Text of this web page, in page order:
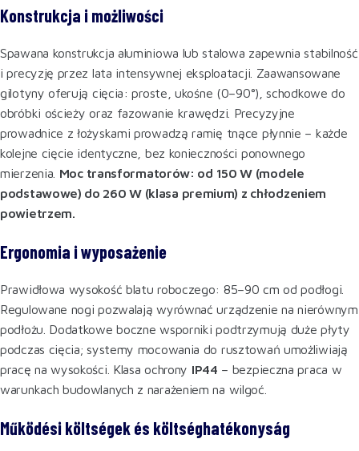
Konstrukcja i możliwości
Spawana konstrukcja aluminiowa lub stalowa zapewnia stabilność
i precyzję przez lata intensywnej eksploatacji. Zaawansowane
gilotyny oferują cięcia: proste, ukośne (0–90°), schodkowe do
obróbki ościeży oraz fazowanie krawędzi. Precyzyjne
prowadnice z łożyskami prowadzą ramię tnące płynnie – każde
kolejne cięcie identyczne, bez konieczności ponownego
mierzenia. Moc transformatorów: od 150 W (modele
podstawowe) do 260 W (klasa premium) z chłodzeniem
powietrzem.
Ergonomia i wyposażenie
Prawidłowa wysokość blatu roboczego: 85–90 cm od podłogi.
Regulowane nogi pozwalają wyrównać urządzenie na nierównym
podłożu. Dodatkowe boczne wsporniki podtrzymują duże płyty
podczas cięcia; systemy mocowania do rusztowań umożliwiają
pracę na wysokości. Klasa ochrony IP44 – bezpieczna praca w
warunkach budowlanych z narażeniem na wilgoć.
Működési költségek és költséghatékonyság